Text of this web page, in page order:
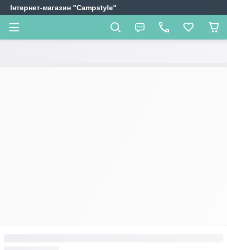
Інтернет-магазин "Campstyle"